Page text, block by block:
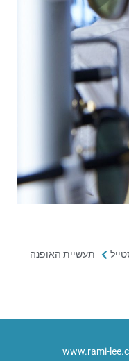
תעשיית האופנה